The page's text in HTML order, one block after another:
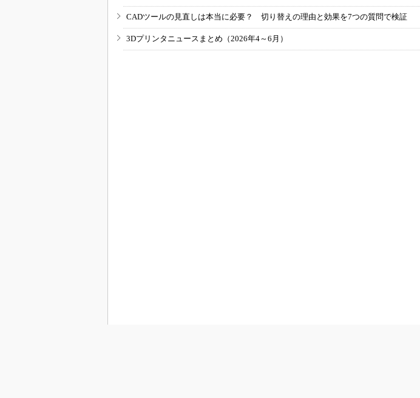
CADツールの見直しは本当に必要？ 切り替えの理由と効果を7つの質問で検証
3Dプリンタニュースまとめ（2026年4～6月）